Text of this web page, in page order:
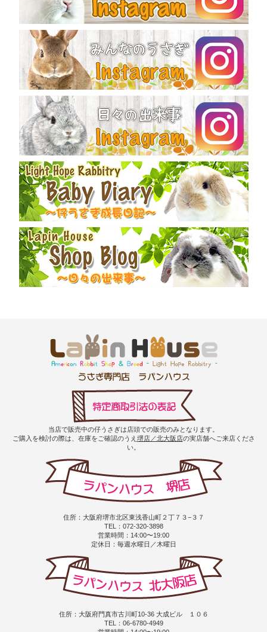
当店で販売中の仔うさぎは店頭での販売のみとなります。
ご購入を検討の際は、在庫をご確認のうえ 堺店／北大阪店の実店舗へご来店くださ
い。
住所：大阪府堺市北区東浅香山町２丁７３−３７
TEL：072-320-3898
営業時間：14:00〜19:00
定休日：毎週水曜日／木曜日
住所：大阪府門真市古川町10-36 大成ビル １０６
TEL：06-6780-4949